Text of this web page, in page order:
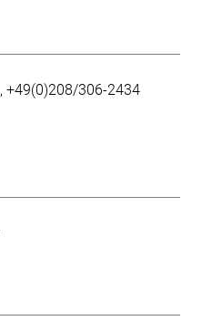
+49(0)208/306-2434